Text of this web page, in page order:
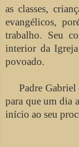
as classes,
evangélicos,
trabalho. Seu
interior da
povoado.
Padre Gabriel
para que um dia
início ao seu